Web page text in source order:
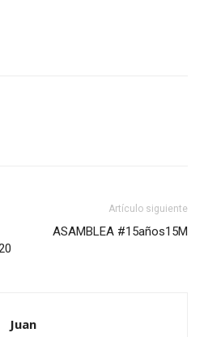
Artículo siguiente
ASAMBLEA #15años15M
Juan